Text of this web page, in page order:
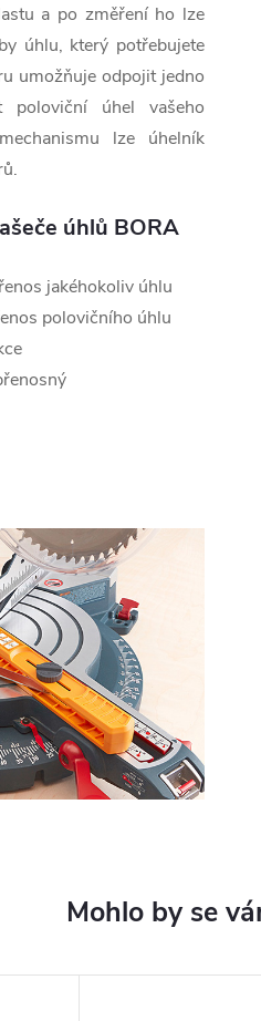
a po změření ho lze
úhlu, který potřebujete
umožňuje odpojit jedno
poloviční úhel vašeho
lze úhelník
úhlů BORA
jakéhokoliv úhlu
polovičního úhlu